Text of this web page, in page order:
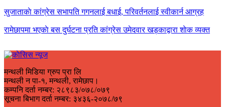
सुजाताकाे कांग्रेस सभापति गगनलाई बधाई, परिवर्तनलाई स्वीकार्न आग्रह
रामेछापमा भएकाे बस दुर्घटना प्रति कांग्रेस उमेदवार खड्काद्वारा शाेक व्यक्त
मन्थली मिडिया ग्रुप प्रा लि
मन्थली न पा-१, मन्थली, रामेछाप।
कम्पनि दर्ता नम्बर: २८९८३/०७८/०७९
सूचना बिभाग दर्ता नम्बर: ३४३६-२०७८/७९